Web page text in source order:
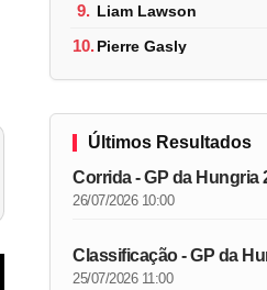
9. Liam Lawson
10.Pierre Gasly
Últimos Resultados
Corrida - GP da Hungria
26/07/2026 10:00
Classificação - GP da
25/07/2026 11:00